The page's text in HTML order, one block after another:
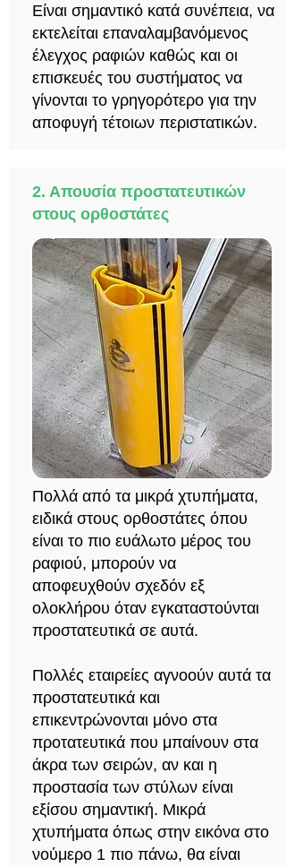
Είναι σημαντικό κατά συνέπεια, να
εκτελείται επαναλαμβανόμενος
έλεγχος ραφιών καθώς και οι
επισκευές του συστήματος να
γίνονται το γρηγορότερο για την
αποφυγή τέτοιων περιστατικών.
2. Απουσία προστατευτικών
στους ορθοστάτες
Πολλά από τα μικρά χτυπήματα,
ειδικά στους ορθοστάτες όπου
είναι το πιο ευάλωτο μέρος του
ραφιού, μπορούν να
αποφευχθούν σχεδόν εξ
ολοκλήρου όταν εγκαταστούνται
προστατευτικά σε αυτά.
Πολλές εταιρείες αγνοούν αυτά τα
προστατευτικά και
επικεντρώνονται μόνο στα
προτατευτικά που μπαίνουν στα
άκρα των σειρών, αν και η
προστασία των στύλων είναι
εξίσου σημαντική. Μικρά
χτυπήματα όπως στην εικόνα στο
νούμερο 1 πιο πάνω, θα είναι